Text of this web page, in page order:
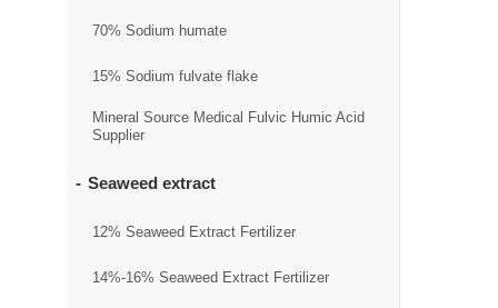
70% Sodium humate
15% Sodium fulvate flake
Mineral Source Medical Fulvic Humic Acid
Supplier
Seaweed extract
12% Seaweed Extract Fertilizer
14%-16% Seaweed Extract Fertilizer